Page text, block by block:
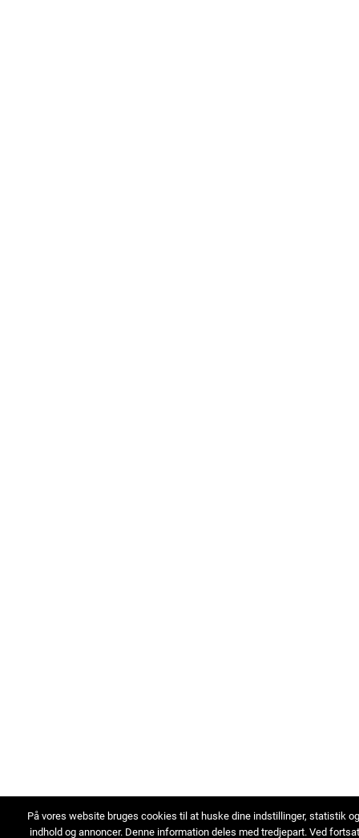
På vores website bruges cookies til at huske dine indstillinger, statistik
indhold og annoncer. Denne information deles med tredjepart. Ved